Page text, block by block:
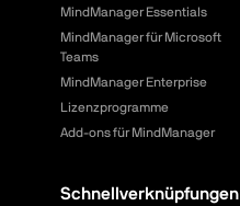
MindManager Essentials
MindManager für Microsoft
Teams
MindManager Enterprise
Lizenzprogramme
Add-ons für MindManager
Schnellverknüpfungen